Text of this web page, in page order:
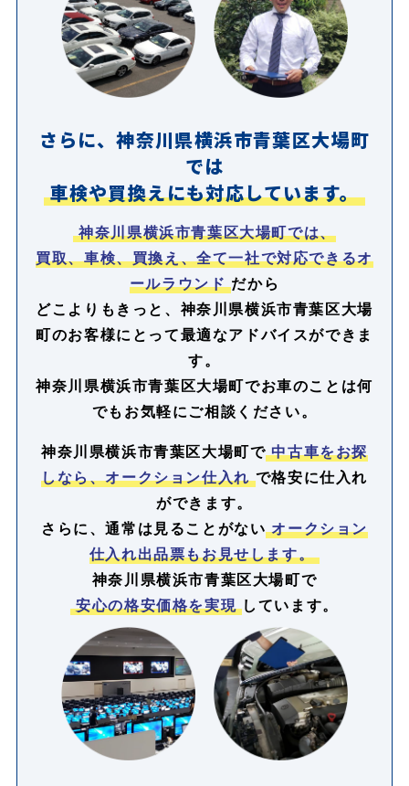
さらに、神奈川県横浜市青葉区大場町
では
車検や買換えにも対応しています。
神奈川県横浜市青葉区大場町では、
買取、車検、買換え、全て一社で対応できるオ
ールラウンド だから
どこよりもきっと、神奈川県横浜市青葉区大場
町のお客様にとって最適なアドバイスができま
す。
神奈川県横浜市青葉区大場町でお車のことは何
でもお気軽にご相談ください。
神奈川県横浜市青葉区大場町で 中古車をお探
しなら、オークション仕入れ で格安に仕入れ
ができます。
さらに、通常は見ることがない オークション
仕入れ出品票もお見せします。
神奈川県横浜市青葉区大場町で
安心の格安価格を実現 しています。